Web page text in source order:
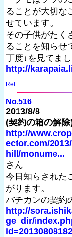
ることが大切な
せています。
その子供がたく
ることを知らせ
丁度↓を見てまし
http://
Ref. :
No.516
2013/8/8
(契約の箱の解除)
http://
ector.com/
hill/monume...
さん
今日知らされた
がります。
バチカンの契約
http://
ge_dir/